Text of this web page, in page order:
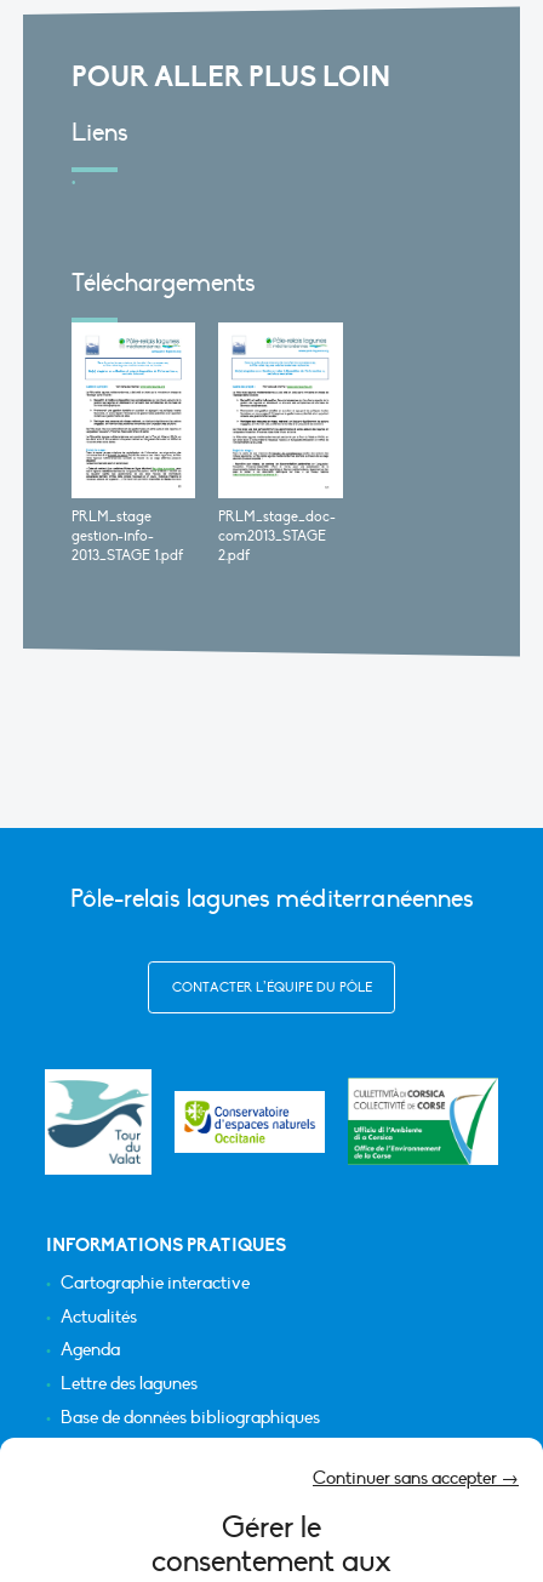
Gérer le
consentement aux
Continuer sans accepter →
POUR ALLER PLUS LOIN
Liens
Téléchargements
PRLM_stage
gestion-info-
2013_STAGE 1.pdf
PRLM_stage_doc-
com2013_STAGE
2.pdf
Pôle-relais lagunes méditerranéennes
CONTACTER L’ÉQUIPE DU PÔLE
INFORMATIONS PRATIQUES
Cartographie interactive
Actualités
Agenda
Lettre des lagunes
Base de données bibliographiques
Mentions légales